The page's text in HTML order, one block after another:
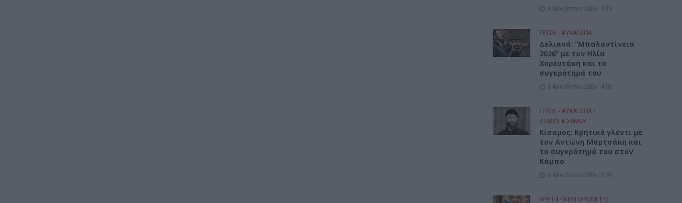
8 Αυγούστου 2026 16:19
ΓΕΎΣΗ - ΨΥΧΑΓΩΓΊΑ
Δελιανά: “Μπαλαντίνεια
2026” με τον Ηλία
Χορευτάκη και το
συγκρότημά του
8 Αυγούστου 2026 14:03
ΓΕΎΣΗ - ΨΥΧΑΓΩΓΊΑ •
ΔΉΜΟΣ ΚΙΣΆΜΟΥ
Kίσαμος: Κρητικό γλέντι με
τον Αντώνη Μαρτσάκη και
το συγκρότημά του στον
Κάμπο
8 Αυγούστου 2026 13:59
ΚΡΗΤΗ • ΝΕΟΙ ΟΡΙΖΟΝΤΕΣ